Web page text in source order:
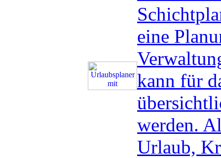
eine
kann für
werden.
Urlaub,